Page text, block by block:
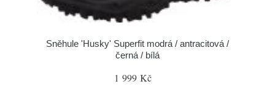
Sněhule 'Husky' Superfit modrá / antracitová /
černá / bílá
1 999 Kč